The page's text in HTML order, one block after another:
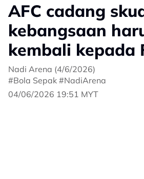
AFC cadang
kebangsaan
kembali kepada
Nadi Arena (4/6/2026)
#Bola Sepak #NadiArena
04/06/2026 19:51 MYT